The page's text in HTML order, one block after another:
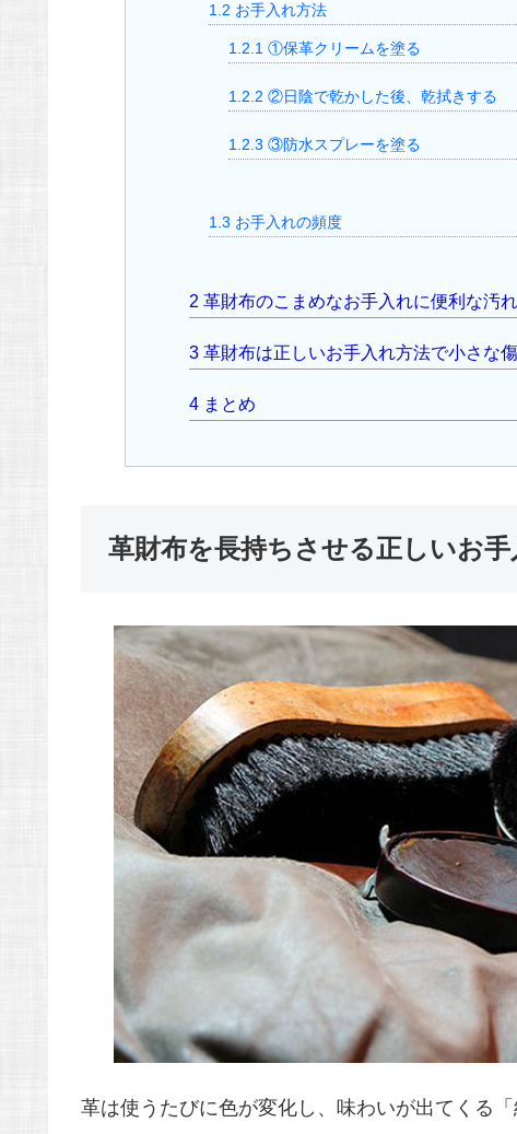
1.2 お手入れ方法
1.2.1 ①保革クリームを塗る
1.2.2 ②日陰で乾かした後、乾拭きする
1.2.3 ③防水スプレーを塗る
1.3 お手入れの頻度
2 革財布のこまめなお手入れに便利な汚
3 革財布は正しいお手入れ方法で小さな
4 まとめ
革財布を長持ちさせる正しいお
革は使うたびに色が変化し、味わいが出てくる